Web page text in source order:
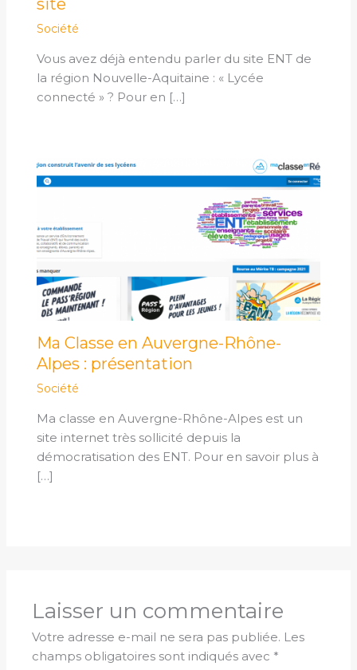
site
Société
Vous avez déjà entendu parler du site ENT de
la région Nouvelle-Aquitaine : « Lycée
connecté » ? Pour en […]
Ma Classe en Auvergne-Rhône-
Alpes : présentation
Société
Ma classe en Auvergne-Rhône-Alpes est un
site internet très sollicité depuis la
démocratisation des ENT. Pour en savoir plus à
[…]
Laisser un commentaire
Votre adresse e-mail ne sera pas publiée. Les
champs obligatoires sont indiqués avec *